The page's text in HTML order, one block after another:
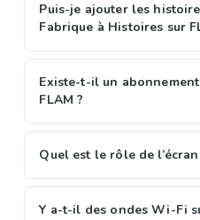
Puis-je ajouter les
Fabrique à Histoires sur
Existe-t-il un
FLAM ?
Quel est le rôle de l’écran
Y a-t-il des ondes Wi-Fi